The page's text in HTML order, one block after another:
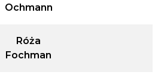
Ochmann
Róża
Fochman